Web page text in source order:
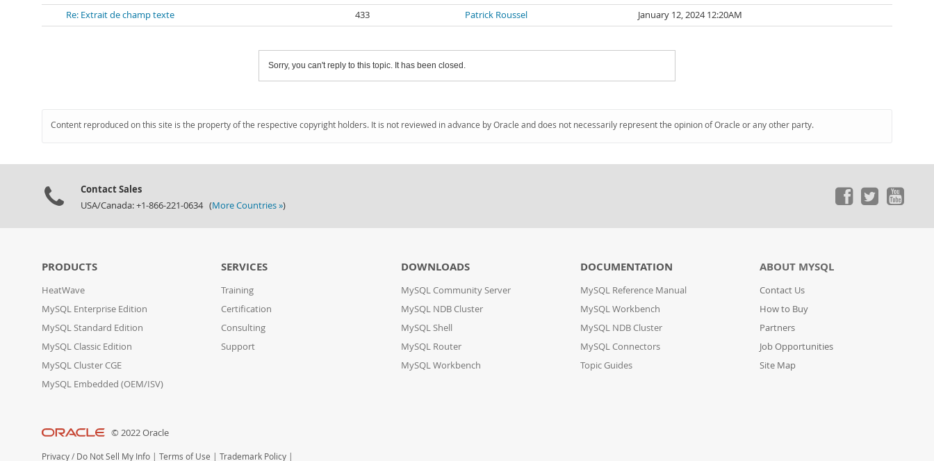
Re: Extrait de champ texte
433 Patrick Roussel January 12, 2024 12:20AM
Sorry, you can't reply to this topic. It has been closed.
Content reproduced on this site is the property of the respective copyright holders. It is not reviewed in advance by Oracle and does not necessarily represent the opinion of Oracle or any other party.
Contact Sales
USA/Canada: +1-866-221-0634 (More Countries »)
PRODUCTS
HeatWave
MySQL Enterprise Edition
MySQL Standard Edition
MySQL Classic Edition
MySQL Cluster CGE
MySQL Embedded (OEM/ISV)
SERVICES
Training
Certification
Consulting
Support
DOWNLOADS
MySQL Community Server
MySQL NDB Cluster
MySQL Shell
MySQL Router
MySQL Workbench
DOCUMENTATION
MySQL Reference Manual
MySQL Workbench
MySQL NDB Cluster
MySQL Connectors
Topic Guides
ABOUT MYSQL
Contact Us
How to Buy
Partners
Job Opportunities
Site Map
© 2022 Oracle
Privacy / Do Not Sell My Info | Terms of Use | Trademark Policy |